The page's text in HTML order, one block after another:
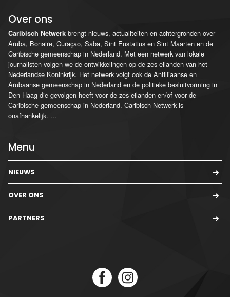
Over ons
Caribisch Netwerk brengt nieuws, actualiteiten en achtergronden over
Aruba, Bonaire, Curaçao, Saba, Sint Eustatius en Sint Maarten en de
Caribische gemeenschap in Nederland. Met een netwerk van lokale
journalisten volgen we de ontwikkelingen op de zes eilanden van het
Nederlandse Koninkrijk. Het netwerk volgt ook de Antilliaanse en
Arubaanse gemeenschap in Nederland en de politieke besluitvorming in
Den Haag die gevolgen heeft voor de zes eilanden en/of voor de
Caribische gemeenschap in Nederland. Caribisch Netwerk is
onafhankelijk. ...
Menu
NIEUWS
OVER ONS
PARTNERS